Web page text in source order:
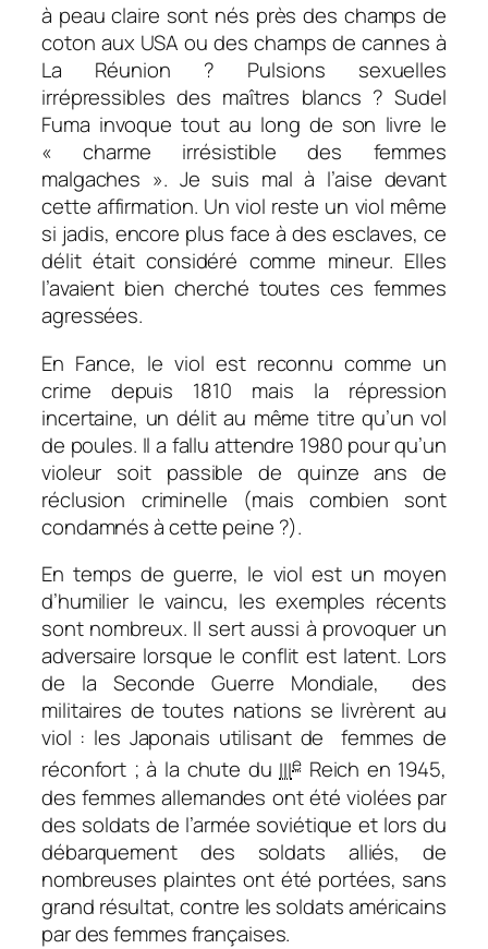
à peau claire sont nés près des champs de
coton aux USA ou des champs de cannes à
La Réunion ? Pulsions sexuelles
irrépressibles des maîtres blancs ? Sudel
Fuma invoque tout au long de son livre le
« charme irrésistible des femmes
malgaches ». Je suis mal à l’aise devant
cette affirmation. Un viol reste un viol même
si jadis, encore plus face à des esclaves, ce
délit était considéré comme mineur. Elles
l’avaient bien cherché toutes ces femmes
agressées.
En Fance, le viol est reconnu comme un
crime depuis 1810 mais la répression
incertaine, un délit au même titre qu’un vol
de poules. Il a fallu attendre 1980 pour qu’un
violeur soit passible de quinze ans de
réclusion criminelle (mais combien sont
condamnés à cette peine ?).
En temps de guerre, le viol est un moyen
d’humilier le vaincu, les exemples récents
sont nombreux. Il sert aussi à provoquer un
adversaire lorsque le conflit est latent. Lors
de la Seconde Guerre Mondiale, des
militaires de toutes nations se livrèrent au
viol : les Japonais utilisant de femmes de
réconfort ; à la chute du IIIe Reich en 1945,
des femmes allemandes ont été violées par
des soldats de l’armée soviétique et lors du
débarquement des soldats alliés, de
nombreuses plaintes ont été portées, sans
grand résultat, contre les soldats américains
par des femmes françaises.